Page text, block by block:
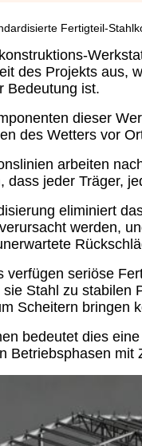
Fertigteil-
des Projekts aus,
Bedeutung ist.
dieser
des Wetters vor
arbeiten
dass jeder Träger,
eliminiert
werden,
verfügen seriöse
sie Stahl zu stabilen
Scheitern bringen
bedeutet dies
Betriebsphasen mit